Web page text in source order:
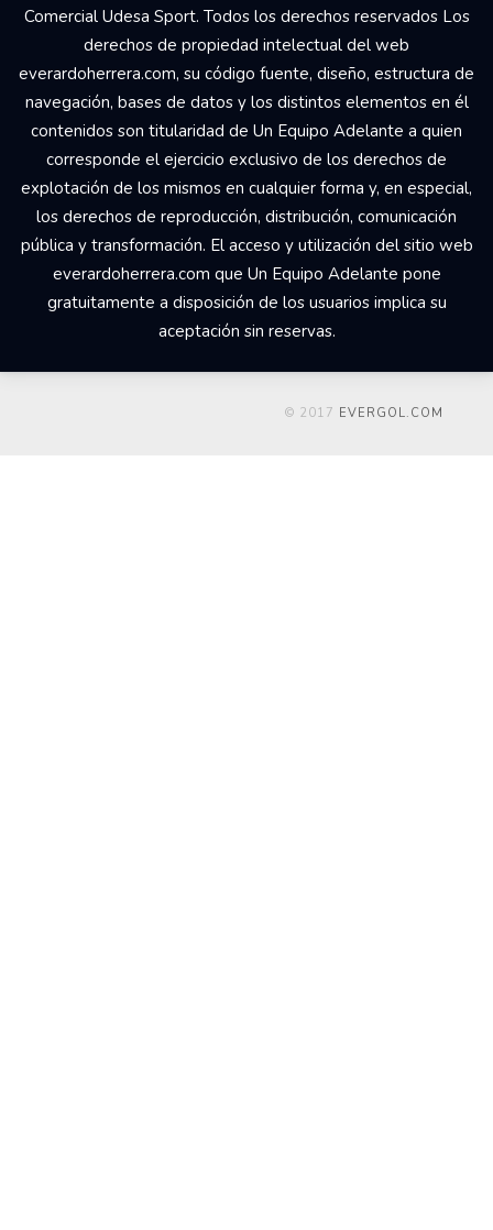
Comercial Udesa Sport. Todos los derechos reservados Los
derechos de propiedad intelectual del web
everardoherrera.com, su código fuente, diseño, estructura de
navegación, bases de datos y los distintos elementos en él
contenidos son titularidad de Un Equipo Adelante a quien
corresponde el ejercicio exclusivo de los derechos de
explotación de los mismos en cualquier forma y, en especial,
los derechos de reproducción, distribución, comunicación
pública y transformación. El acceso y utilización del sitio web
everardoherrera.com que Un Equipo Adelante pone
gratuitamente a disposición de los usuarios implica su
aceptación sin reservas.
© 2017 EVERGOL.COM